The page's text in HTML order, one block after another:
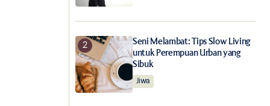
Seni Melambat: Tips Slow Living
untuk Perempuan Urban yang
Sibuk
Jiwa